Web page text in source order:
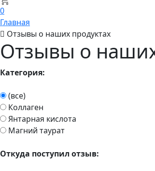
0
Главная
Отзывы о наших продуктах
Отзывы о
Категория:
(все)
Коллаген
Янтарная кислота
Магний таурат
Откуда поступил отзыв: